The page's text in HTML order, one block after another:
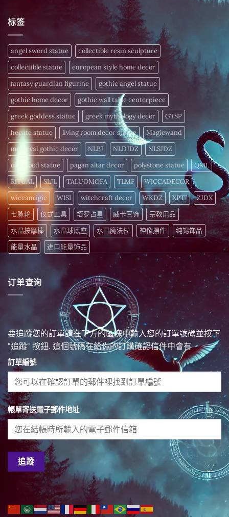
晓〉
中
频
率
疗
愈
〉
中
–
为
您
的
细
胞
注
入
活
力〉
中
标签
angel sword statue
collectible resin sculpture
collectible statue
european style home decor
fantasy guardian figurine
gothic angel statue
gothic home decor
gothic wall table centerpiece
greek goddess statue
greek mythology decor
GTSP
hecate statue
living room decor statue
Magicwand
medieval gothic decor
NLBJ NLDJDZ
NLSJDZ
oak wood statue
pagan altar decor polystone statue
QML
RITUAL
SLJL TALUOMOFA TLMF
WICCADECOR
wiccamagic
WISI witchcraft decor WKDZ XPTJ
ZJDX
七脉轮
仪式工具 塔罗占星 威卡耳饰
宗教用品
水晶按摩棒
水晶球底座 水晶魔法杖 神像摆件
纯锡饰品
能量水晶
进口能量饰品
订单查询
要追蹤您的訂單請在下方的區塊中輸入您的訂單號碼並按下
"追蹤" 按鈕. 這個號碼在給你的訂購確認信件中會有
訂單編號
帳單寄送電子郵件地址
追蹤